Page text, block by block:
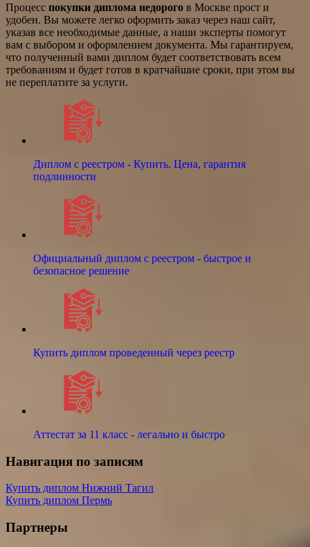
Процесс покупки диплома недорого в Москве прост и
удобен. Вы можете легко оформить заказ через наш сайт,
указав все необходимые данные, а наши эксперты помогут
вам с выбором и оформлением документа. Мы гарантируем,
что полученный вами диплом будет соответствовать всем
требованиям и будет готов в кратчайшие сроки, при этом вы
не переплатите за услуги.
Диплом с реестром - Купить. Цена, гарантия
подлинности
Официальный диплом с реестром - быстрое и
безопасное решение
Купить диплом проведенный через реестр
Аттестат за 11 класс - легально и быстро
Навигация по записям
Купить диплом Нижний Тагил
Купить диплом Пермь
Партнеры